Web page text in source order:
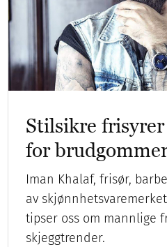
Stilsikre frisyrer
for
Iman Khalaf, frisør,
av
tipser oss om mannlige
skjeggtrender.